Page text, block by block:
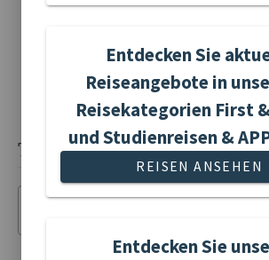
Besichtigungsprogramm wie
Reiseleitung Hildegard Löffler
9 Treuepunkte
Weitere Eintritte extra
TERMINE UND PREISE
Entdecken Sie
Reiseangebote in
Reisekategorien First
und Studienreisen &
REISEN ANSEHEN
Entdecken Sie